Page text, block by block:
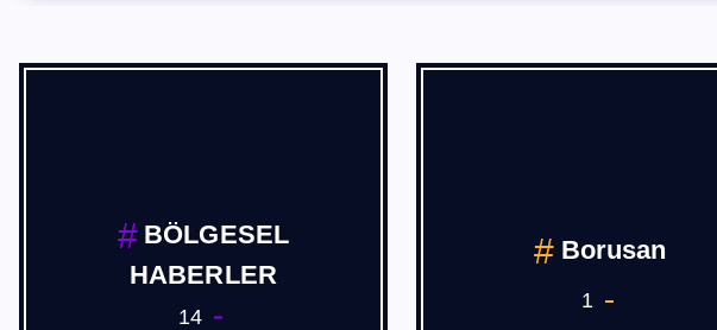
BÖLGESEL
HABERLER
14
Borusan
1